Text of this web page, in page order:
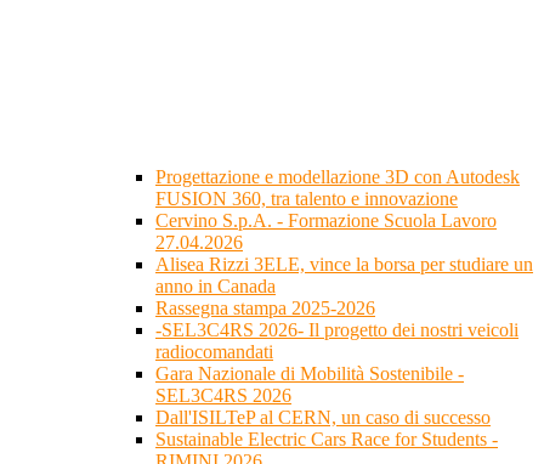
Progettazione e modellazione 3D con Autodesk
FUSION 360, tra talento e innovazione
Cervino S.p.A. - Formazione Scuola Lavoro
27.04.2026
Alisea Rizzi 3ELE, vince la borsa per studiare un
anno in Canada
Rassegna stampa 2025-2026
-SEL3C4RS 2026- Il progetto dei nostri veicoli
radiocomandati
Gara Nazionale di Mobilità Sostenibile -
SEL3C4RS 2026
Dall'ISILTeP al CERN, un caso di successo
Sustainable Electric Cars Race for Students -